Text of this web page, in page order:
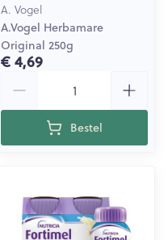
A. Vogel
A.Vogel Herbamare
Original 250g
€ 4,69
Bestel